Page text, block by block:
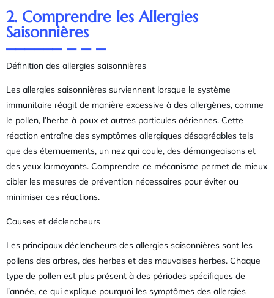
2. Comprendre les Allergies
Saisonnières
Définition des allergies saisonnières
Les allergies saisonnières surviennent lorsque le système
immunitaire réagit de manière excessive à des allergènes, comme
le pollen, l’herbe à poux et autres particules aériennes. Cette
réaction entraîne des symptômes allergiques désagréables tels
que des éternuements, un nez qui coule, des démangeaisons et
des yeux larmoyants. Comprendre ce mécanisme permet de mieux
cibler les mesures de prévention nécessaires pour éviter ou
minimiser ces réactions.
Causes et déclencheurs
Les principaux déclencheurs des allergies saisonnières sont les
pollens des arbres, des herbes et des mauvaises herbes. Chaque
type de pollen est plus présent à des périodes spécifiques de
l’année, ce qui explique pourquoi les symptômes des allergies